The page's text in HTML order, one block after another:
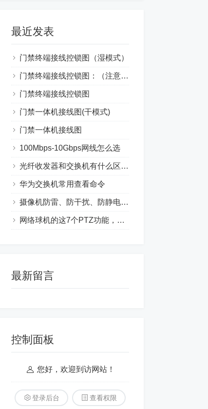
最近发表
门禁终端接线控锁图（湿模式）
门禁终端接线控锁图：（注意：锁与门禁终端较远时不适合此接线）
门禁终端接线控锁图
门禁一体机接线图(干模式)
门禁一体机接线图
100Mbps-10Gbps网线怎么选
光纤收发器和交换机有什么区别？
华为交换机常用查看命令
摄像机防雷、防干扰、防静电需要接地吗?
网络球机的这7个PTZ功能，你会配吗？
最新留言
控制面板
您好，欢迎到访网站！
登录后台 查看权限